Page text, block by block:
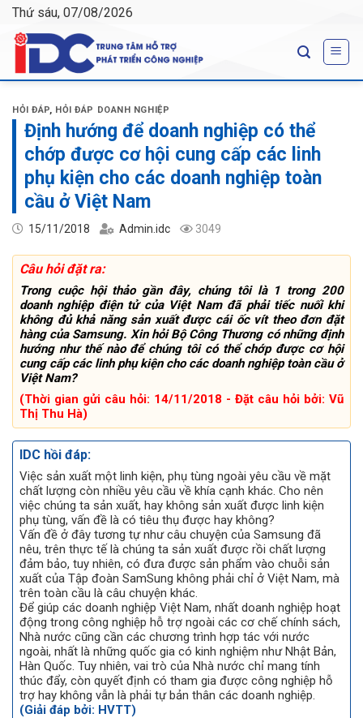
Skip
content
Thứ sáu, 07/08/2026
HỎI ĐÁP, HỎI ĐÁP DOANH NGHIỆP
Định hướng để doanh nghiệp có thể
chớp được cơ hội cung cấp các linh
phụ kiện cho các doanh nghiệp toàn
cầu ở Việt Nam
15/11/2018 Admin.idc 3049
Câu hỏi đặt ra:
Trong cuộc hội thảo gần đây, chúng tôi là 1 trong 200
doanh nghiệp điện tử của Việt Nam đã phải tiếc nuối khi
không đủ khả năng sản xuất được cái ốc vít theo đơn đặt
hàng của Samsung. Xin hỏi Bộ Công Thương có những định
hướng như thế nào để chúng tôi có thể chớp được cơ hội
cung cấp các linh phụ kiện cho các doanh nghiệp toàn cầu ở
Việt Nam?
(Thời gian gửi câu hỏi: 14/11/2018 - Đặt câu hỏi bởi: Vũ
Thị Thu Hà)
IDC hồi đáp:
Việc sản xuất một linh kiện, phụ tùng ngoài yêu cầu về mặt
chất lượng còn nhiều yêu cầu về khía cạnh khác. Cho nên
việc chúng ta sản xuất, hay không sản xuất được linh kiện
phụ tùng, vấn đề là có tiêu thụ được hay không?
Vấn đề ở đây tương tự như câu chuyện của Samsung đã
nêu, trên thực tế là chúng ta sản xuất được rồi chất lượng
đảm bảo, tuy nhiên, có đưa được sản phẩm vào chuỗi sản
xuất của Tập đoàn SamSung không phải chỉ ở Việt Nam, mà
trên toàn cầu là câu chuyện khác.
Để giúp các doanh nghiệp Việt Nam, nhất doanh nghiệp hoạt
động trong công nghiệp hỗ trợ ngoài các cơ chế chính sách,
Nhà nước cũng cần các chương trình hợp tác với nước
ngoài, nhất là những quốc gia có kinh nghiệm như Nhật Bản,
Hàn Quốc. Tuy nhiên, vai trò của Nhà nước chỉ mang tính
thúc đẩy, còn quyết định có tham gia được công nghiệp hỗ
trợ hay không vẫn là phải tự bản thân các doanh nghiệp.
(Giải đáp bởi: HVTT)